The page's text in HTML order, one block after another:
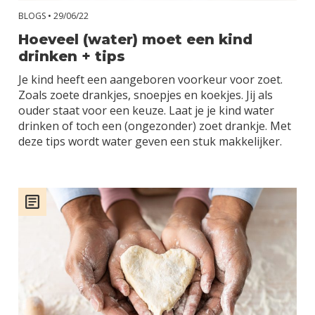
BLOGS • 29/06/22
Hoeveel (water) moet een kind
drinken + tips
Je kind heeft een aangeboren voorkeur voor zoet.
Zoals zoete drankjes, snoepjes en koekjes. Jij als
ouder staat voor een keuze. Laat je je kind water
drinken of toch een (ongezonder) zoet drankje. Met
deze tips wordt water geven een stuk makkelijker.